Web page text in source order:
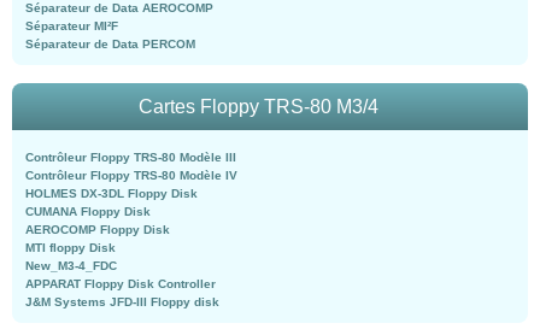
Séparateur de Data AEROCOMP
Séparateur MI²F
Séparateur de Data PERCOM
Cartes Floppy TRS-80 M3/4
Contrôleur Floppy TRS-80 Modèle III
Contrôleur Floppy TRS-80 Modèle IV
HOLMES DX-3DL Floppy Disk
CUMANA Floppy Disk
AEROCOMP Floppy Disk
MTI floppy Disk
New_M3-4_FDC
APPARAT Floppy Disk Controller
J&M Systems JFD-III Floppy disk